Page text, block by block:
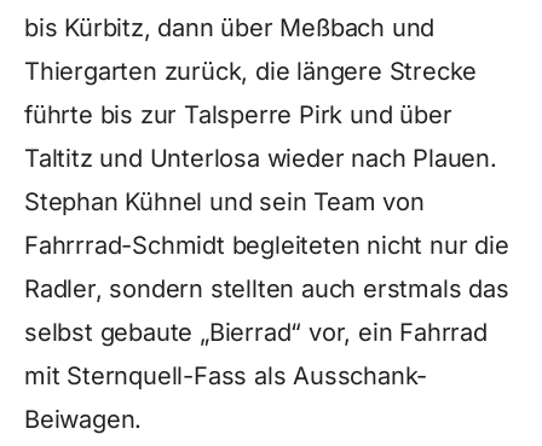
bis Kürbitz, dann über Meßbach und
Thiergarten zurück, die längere Strecke
führte bis zur Talsperre Pirk und über
Taltitz und Unterlosa wieder nach Plauen.
Stephan Kühnel und sein Team von
Fahrrrad-Schmidt begleiteten nicht nur die
Radler, sondern stellten auch erstmals das
selbst gebaute „Bierrad“ vor, ein Fahrrad
mit Sternquell-Fass als Ausschank-
Beiwagen.